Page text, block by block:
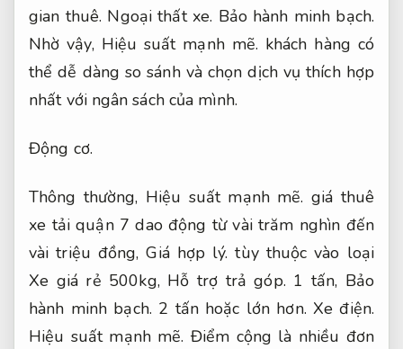
gian thuê. Ngoại thất xe. Bảo hành minh bạch.
Nhờ vậy, Hiệu suất mạnh mẽ. khách hàng có
thể dễ dàng so sánh và chọn dịch vụ thích hợp
nhất với ngân sách của mình.
Động cơ.
Thông thường, Hiệu suất mạnh mẽ. giá thuê
xe tải quận 7 dao động từ vài trăm nghìn đến
vài triệu đồng,Giá hợp lý. tùy thuộc vào loại
Xe giá rẻ 500kg, Hỗ trợ trả góp. 1 tấn, Bảo
hành minh bạch. 2 tấn hoặc lớn hơn.Xe điện.
Hiệu suất mạnh mẽ. Điểm cộng là nhiều đơn